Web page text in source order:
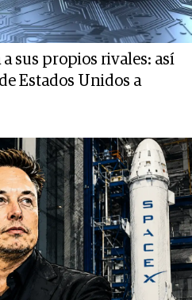
sus propios rivales: así
Estados Unidos a